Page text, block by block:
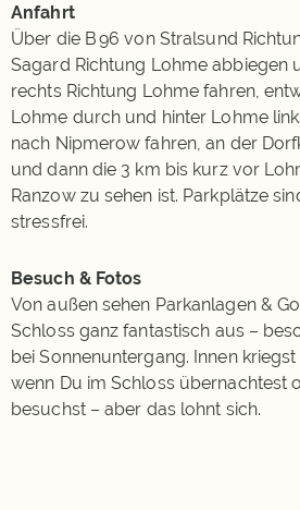
Anfahrt
Über die B 96 von Stralsund
Sagard Richtung Lohme abbiegen
rechts Richtung Lohme fahren,
Lohme durch und hinter Lohme
nach Nipmerow fahren, an der
und dann die 3 km bis kurz vor
Ranzow zu sehen ist. Parkplätze
stressfrei.
Besuch & Fotos
Von außen sehen Parkanlagen &
Schloss ganz fantastisch aus –
bei Sonnenuntergang. Innen
wenn Du im Schloss übernachtest
besuchst – aber das lohnt sich.